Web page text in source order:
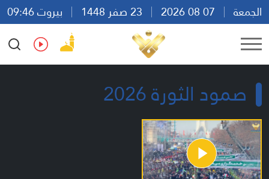
الجمعة
بيروت 09:46
Ar
En Fr Es
صمود الثورة 2026